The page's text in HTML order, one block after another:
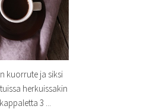
kuorrute ja siksi
herkuissakin
3 ...